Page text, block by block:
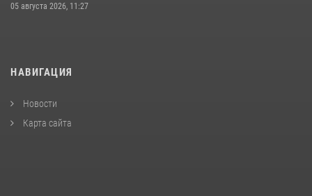
05 августа 2026, 11:27
НАВИГАЦИЯ
Новости
Карта сайта